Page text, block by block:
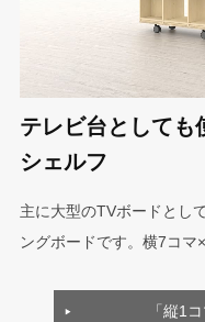
テレビ台としても
シェルフ
主に大型のTVボードとし
ングボードです。横7コマ
「縦1